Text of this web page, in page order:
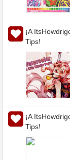
¡A
Tips!
¡A
Tips!